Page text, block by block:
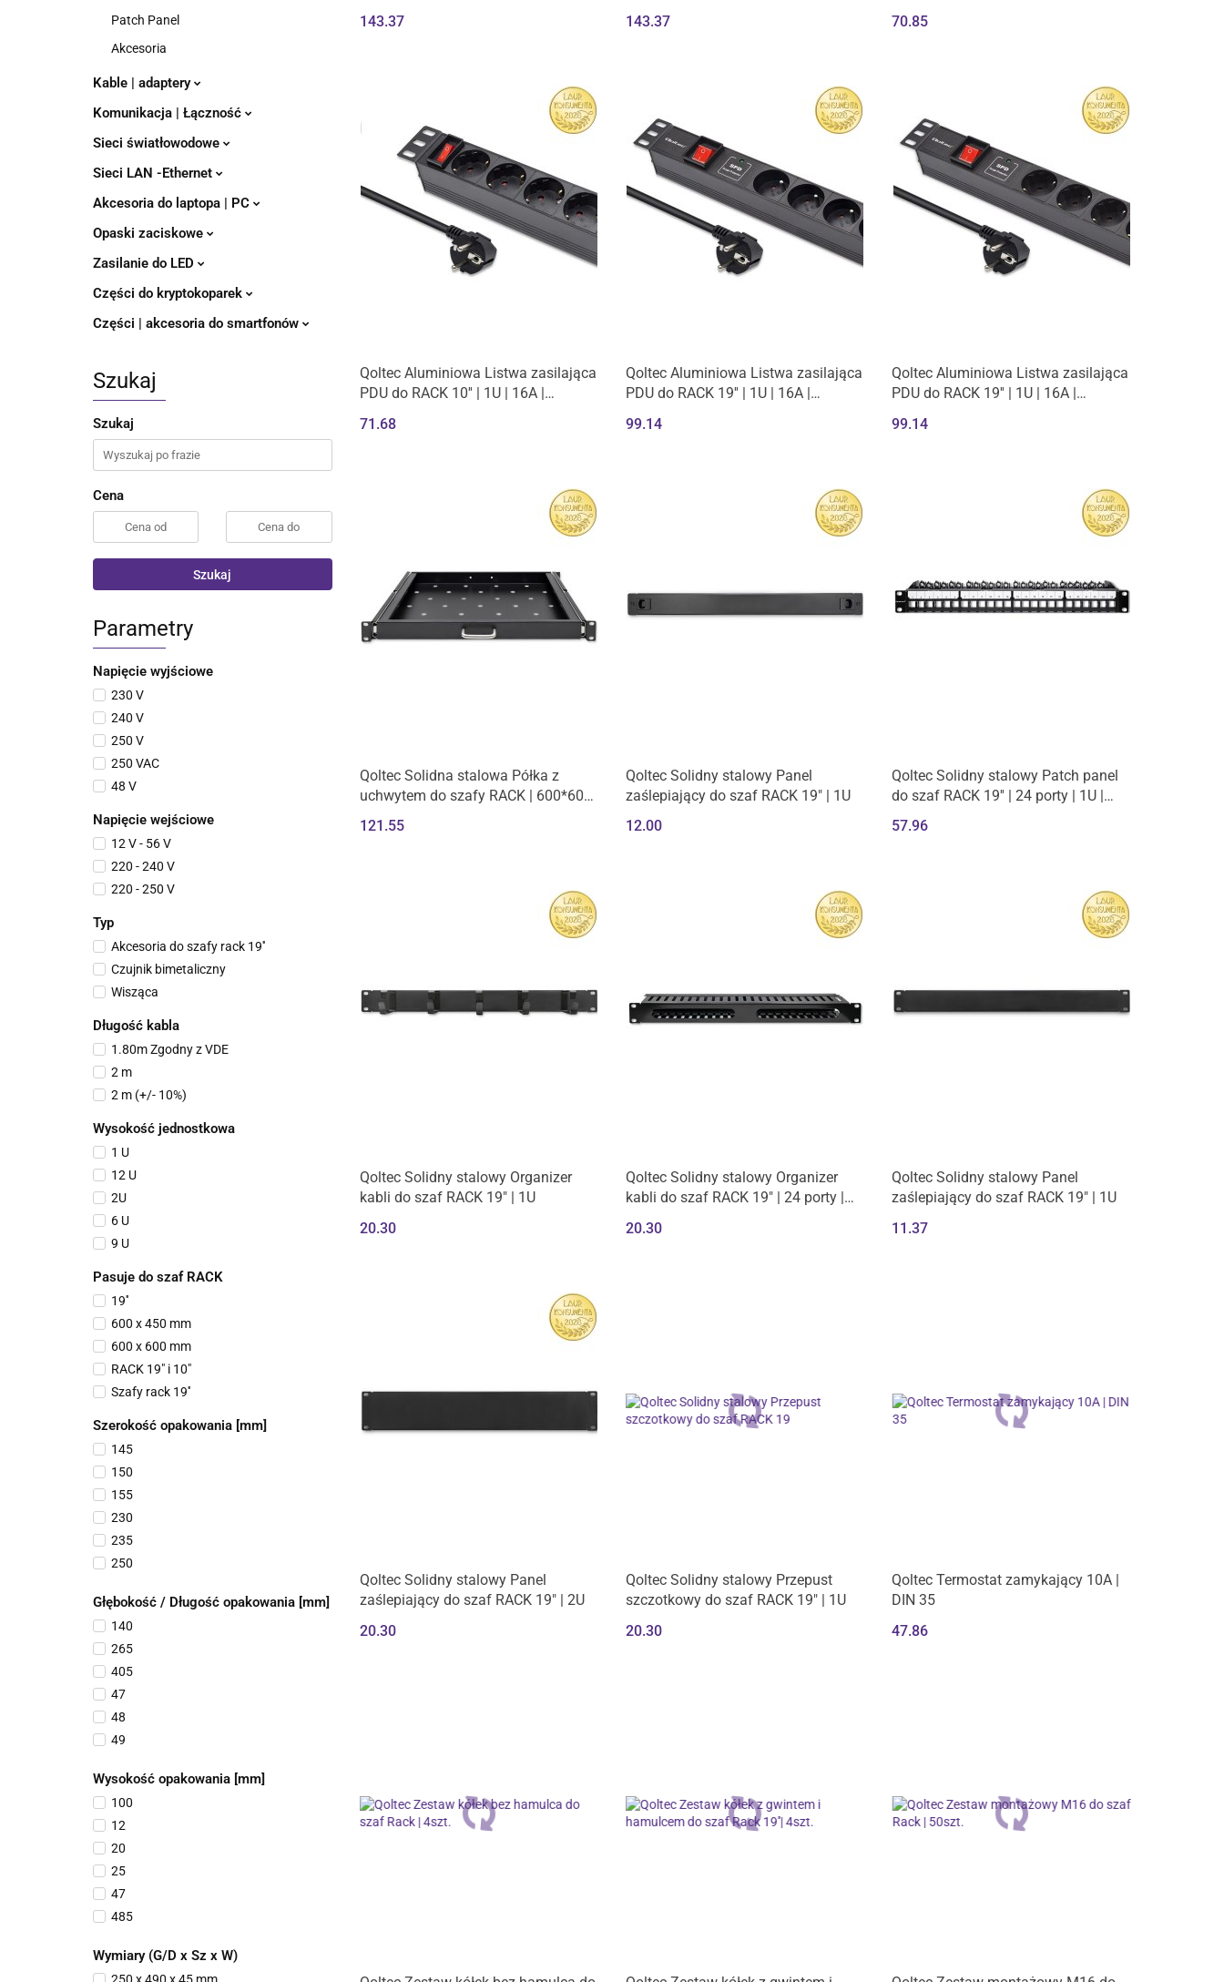
Patch Panel
Akcesoria
Kable | adaptery
Komunikacja | Łączność
Sieci światłowodowe
Sieci LAN -Ethernet
Akcesoria do laptopa | PC
Opaski zaciskowe
Zasilanie do LED
Części do kryptokoparek
Części | akcesoria do smartfonów
Szukaj
Szukaj
Cena
Szukaj
Parametry
Napięcie wyjściowe
230 V
240 V
250 V
250 VAC
48 V
Napięcie wejściowe
12 V - 56 V
220 - 240 V
220 - 250 V
Typ
Akcesoria do szafy rack 19''
Czujnik bimetaliczny
Wisząca
Długość kabla
1.80m Zgodny z VDE
2 m
2 m (+/- 10%)
Wysokość jednostkowa
1 U
12 U
2U
6 U
9 U
Pasuje do szaf RACK
19''
600 x 450 mm
600 x 600 mm
RACK 19" i 10"
Szafy rack 19''
Szerokość opakowania [mm]
145
150
155
230
235
250
484
485
490
494
495
50
500
Głębokość / Długość opakowania [mm]
140
265
405
47
48
49
510
520
55
595
600
63
630
Wysokość opakowania [mm]
100
12
20
25
47
485
55
Wymiary (G/D x Sz x W)
143.37 143.37 70.85
Qoltec Aluminiowa Listwa zasilająca
PDU do RACK 10'' | 1U | 16A |
71.68
Qoltec Aluminiowa Listwa zasilająca
PDU do RACK 19'' | 1U | 16A |
99.14
Qoltec Aluminiowa Listwa zasilająca
PDU do RACK 19'' | 1U | 16A |
99.14
Qoltec Solidna stalowa Półka z
uchwytem do szafy RACK | 600*600
121.55
Qoltec Solidny stalowy Panel
zaślepiający do szaf RACK 19" | 1U
12.00
Qoltec Solidny stalowy Patch panel
do szaf RACK 19'' | 24 porty | 1U |
57.96
Produkt niedostępny
Qoltec Solidny stalowy Organizer
kabli do szaf RACK 19" | 1U
20.30
Qoltec Solidny stalowy Organizer
kabli do szaf RACK 19" | 24 porty |
20.30
Produkt niedostępny
Qoltec Solidny stalowy Panel
zaślepiający do szaf RACK 19" | 1U
11.37
Qoltec Solidny stalowy Panel
zaślepiający do szaf RACK 19" | 2U
20.30
Produkt niedostępny
Qoltec Solidny stalowy Przepust
szczotkowy do szaf RACK 19" | 1U
20.30
Produkt niedostępny
Qoltec Termostat zamykający 10A |
DIN 35
47.86